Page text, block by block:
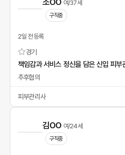
조OO 여/37세
구직중
2일 전 등록
경기
추후협의
피부관리사
김OO 여/24세
구직중